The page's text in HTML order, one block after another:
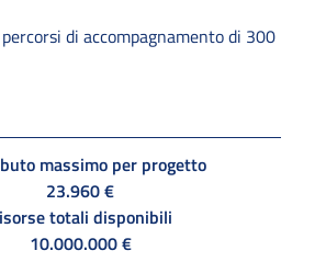
di accompagnamento di 300
massimo per progetto
23.960 €
totali disponibili
10.000.000 €